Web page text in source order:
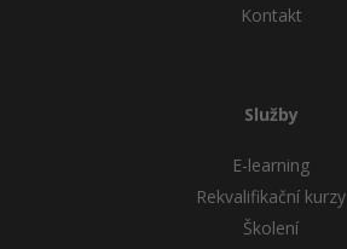
Kontakt
Služby
E-learning
Rekvalifikační kurzy
Školení